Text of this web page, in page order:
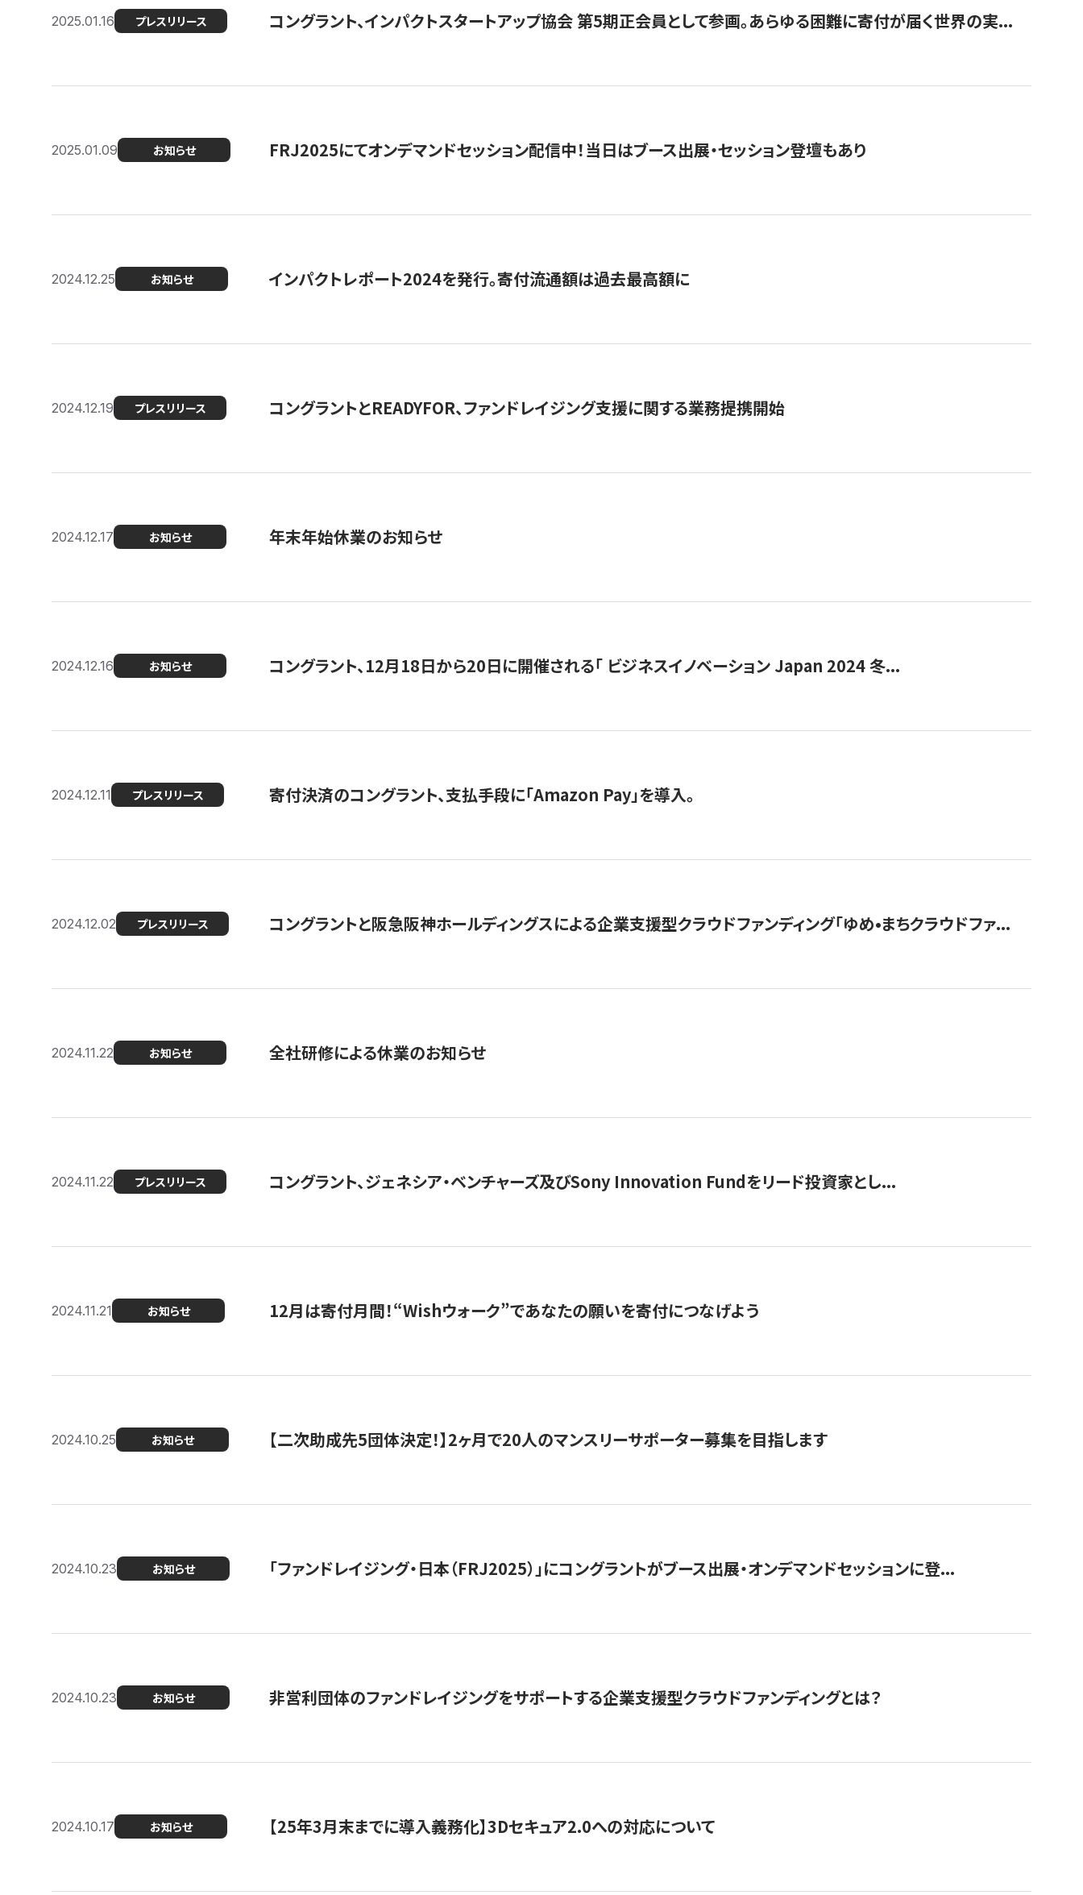
2025.01.16 プレスリリース コングラント、インパクトスタートアップ協会 第5期正会員として参画。あらゆる困難に寄付が届く世界の実...
2025.01.09 お知らせ FRJ2025にてオンデマンドセッション配信中！当日はブース出展・セッション登壇もあり
2024.12.25 お知らせ インパクトレポート2024を発行。寄付流通額は過去最高額に
2024.12.19 プレスリリース コングラントとREADYFOR、ファンドレイジング支援に関する業務提携開始
2024.12.17 お知らせ 年末年始休業のお知らせ
2024.12.16 お知らせ コングラント、12月18日から20日に開催される「 ビジネスイノベーション Japan 2024 冬...
2024.12.11 プレスリリース 寄付決済のコングラント、支払手段に「Amazon Pay」を導入。
2024.12.02 プレスリリース コングラントと阪急阪神ホールディングスによる企業支援型クラウドファンディング「ゆめ•まちクラウドファ...
2024.11.22 お知らせ 全社研修による休業のお知らせ
2024.11.22 プレスリリース コングラント、ジェネシア・ベンチャーズ及びSony Innovation Fundをリード投資家とし...
2024.11.21 お知らせ 12月は寄付月間！“Wishウォーク”であなたの願いを寄付につなげよう
2024.10.25 お知らせ 【二次助成先5団体決定！】2ヶ月で20人のマンスリーサポーター募集を目指します
2024.10.23 お知らせ 「ファンドレイジング・日本（FRJ2025）」にコングラントがブース出展・オンデマンドセッションに登...
2024.10.23 お知らせ 非営利団体のファンドレイジングをサポートする企業支援型クラウドファンディングとは？
2024.10.17 お知らせ 【25年3月末までに導入義務化】3Dセキュア2.0への対応について